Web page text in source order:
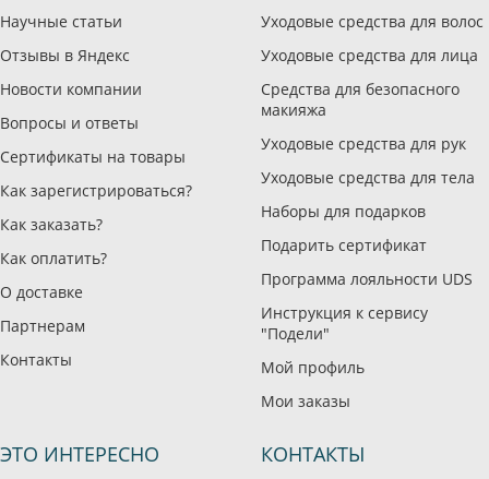
Научные статьи
Отзывы в Яндекс
Новости компании
Вопросы и ответы
Сертификаты на товары
Как зарегистрироваться?
Как заказать?
Как оплатить?
О доставке
Партнерам
Контакты
Уходовые средства для волос
Уходовые средства для лица
Средства для безопасного
макияжа
Уходовые средства для рук
Уходовые средства для тела
Наборы для подарков
Подарить сертификат
Программа лояльности UDS
Инструкция к сервису
"Подели"
Мой профиль
Мои заказы
ЭТО ИНТЕРЕСНО КОНТАКТЫ